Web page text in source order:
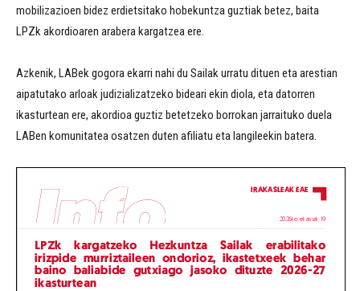
mobilizazioen bidez erdietsitako hobekuntza guztiak betez, baita
LPZk akordioaren arabera kargatzea ere.
Azkenik, LABek gogora ekarri nahi du Sailak urratu dituen eta arestian
aipatutako arloak judizializatzeko bideari ekin diola, eta datorren
ikasturtean ere, akordioa guztiz betetzeko borrokan jarraituko duela
LABen komunitatea osatzen duten afiliatu eta langileekin batera.